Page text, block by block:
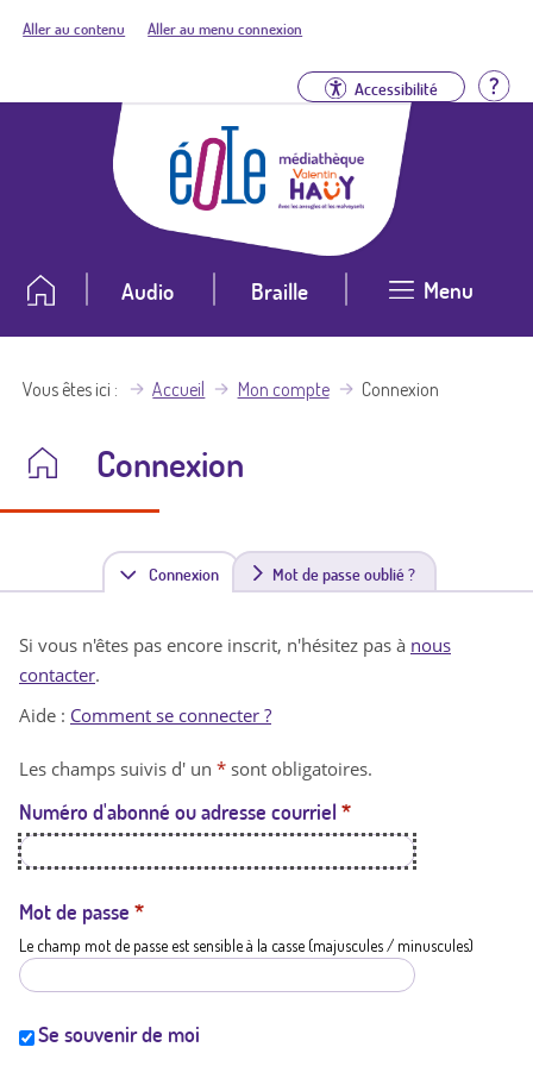
Aller au contenu Aller au menu connexion
Accessibilité
Audio Braille Menu
Vous êtes ici Accueil Mon compte Connexion
Connexion
Connexion(
n
t
a
t
i
Mot de passe oublié ?
Si vous n'êtes pas encore inscrit, n'hésitez pas à nous
contacter.
Aide : Comment se connecter ?
Les champs suivis d' un * sont obligatoires.
Numéro d'abonné ou adresse courriel *
Mot de passe *
Le champ mot de passe est sensible à la casse (majuscules / minuscules)
Se souvenir de moi